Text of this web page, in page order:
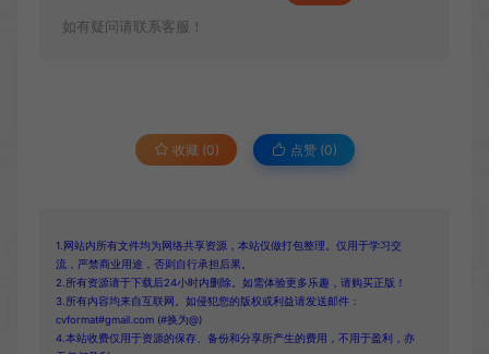
如有疑问请联系客服！
收藏 (0) 点赞 (0)
1.网站内所有文件均为网络共享资源，本站仅做打包整理。仅用于学习交
流，严禁商业用途，否则自行承担后果。
2.所有资源请于下载后24小时内删除。如需体验更多乐趣，请购买正版！
3.所有内容均来自互联网。如侵犯您的版权或利益请发送邮件：
cvformat#gmail.com (#换为@)
4.本站收费仅用于资源的保存、备份和分享所产生的费用，不用于盈利，亦